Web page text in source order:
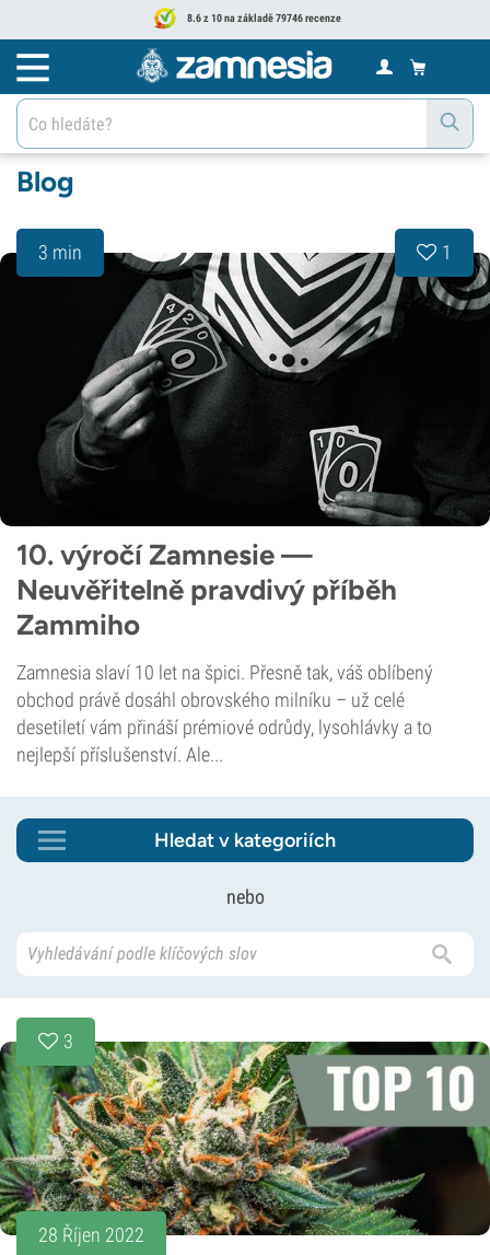
8.6 z 10 na základě 79746 recenze
Blog
3 min 1
10. výročí Zamnesie —
Neuvěřitelně pravdivý příběh
Zammiho
Zamnesia slaví 10 let na špici. Přesně tak, váš oblíbený
obchod právě dosáhl obrovského milníku – už celé
desetiletí vám přináší prémiové odrůdy, lysohlávky a to
nejlepší příslušenství. Ale...
Hledat v kategoriích
nebo
3
28 Říjen 2022